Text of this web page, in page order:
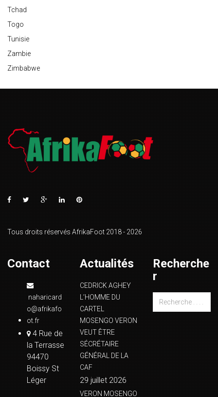
Tchad
Togo
Tunisie
Zambie
Zimbabwe
Tous droits réservés AfrikaFoot 2018 - 2026
Contact
naharicard
o@afrikafo
ot.fr
4 Rue de
la Terrasse
94470
Boissy St
Léger
Actualités
CEDRICK AGHEY
L’HOMME DU
CARTEL
MOSENGO VERON
VEUT ÊTRE
SÉCRÉTAIRE
GÉNÉRAL DE LA
CAF
29 juillet 2026
VERON MOSENGO
Recherche
r